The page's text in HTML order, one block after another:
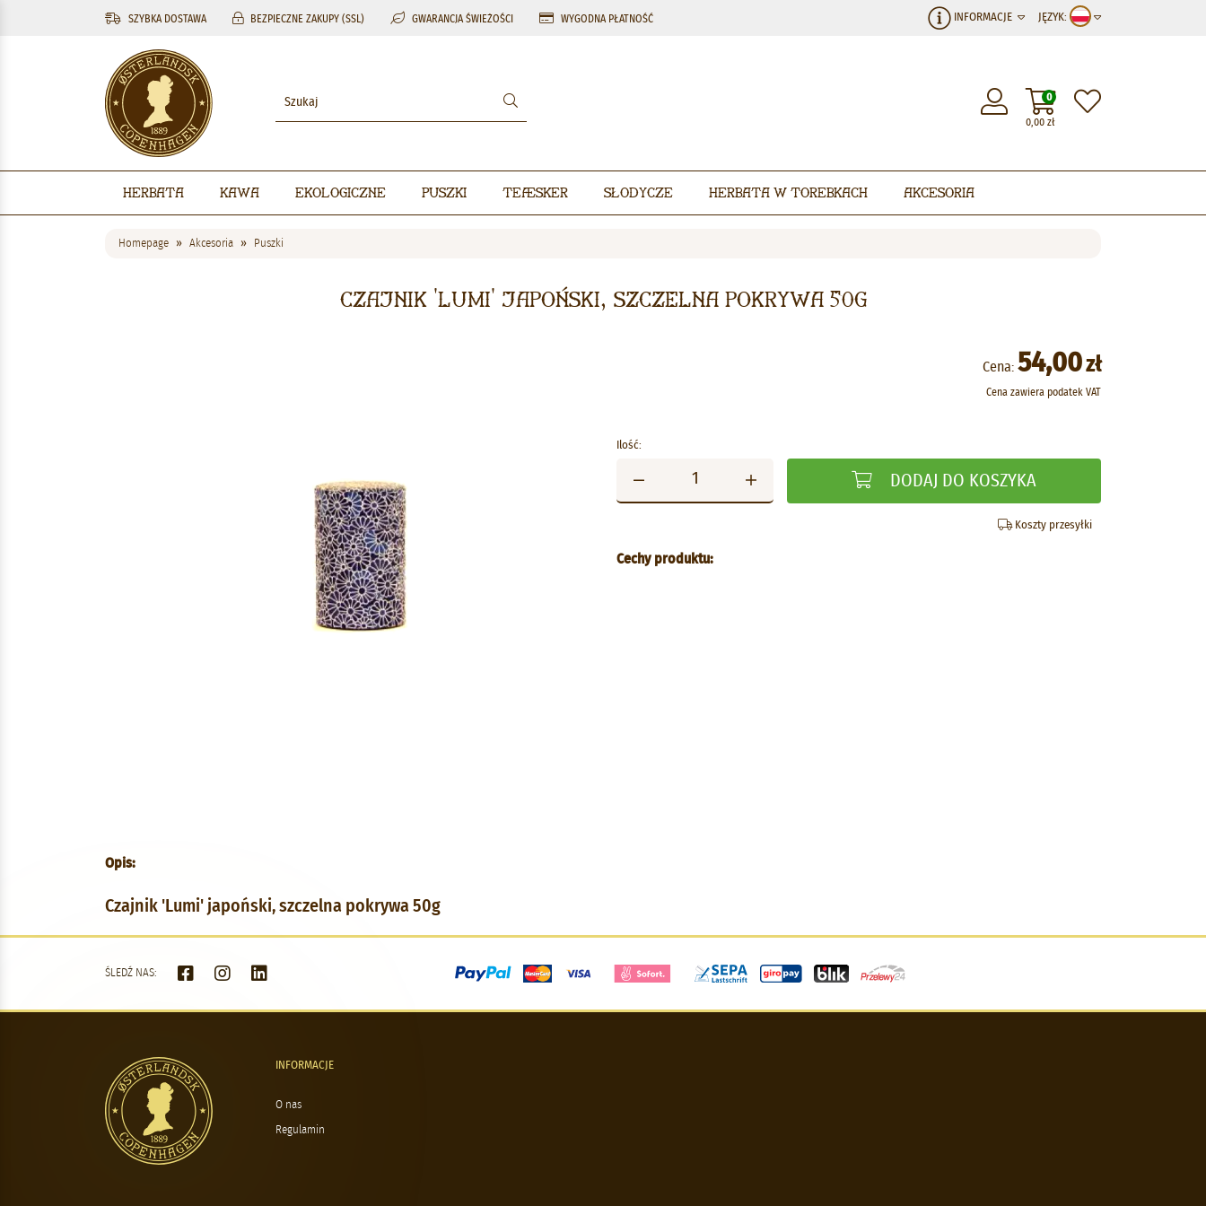
SZYBKA DOSTAWA BEZPIECZNE ZAKUPY (SSL) GWARANCJA ŚWIEŻOŚCI WYGODNA PŁATNOŚĆ JĘZYK:
INFORMACJE
0,00 zł
0
Herbata Kawa Ekologiczne Puszki Teæsker Słodycze Herbata w torebkach Akcesoria
Homepage Akcesoria Puszki
Czajnik 'Lumi' japoński, szczelna pokrywa 50g
Cena: 54,00zł
Cena zawiera podatek VAT
Ilość:
DODAJ DO KOSZYKA
Koszty przesyłki
Cechy produktu:
Opis:
Czajnik 'Lumi' japoński, szczelna pokrywa 50g
ŚLEDŹ NAS:
INFORMACJE
O nas
Regulamin